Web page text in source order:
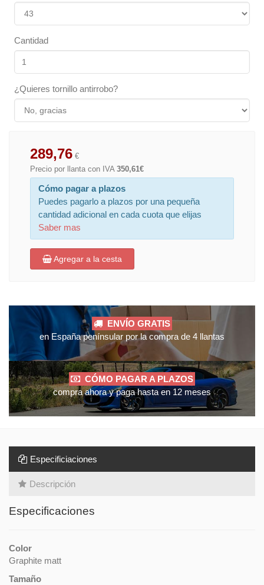
Cantidad
¿Quieres tornillo antirrobo?
289,76 €
Precio por llanta con IVA 350,61€
Cómo pagar a plazos
Puedes pagarlo a plazos por una pequeña
cantidad adicional en cada cuota que elijas
Saber mas
Agregar a la cesta
ENVÍO GRATIS
en España penínsular por la compra de 4 llantas
CÓMO PAGAR A PLAZOS
compra ahora y paga hasta en 12 meses
Especificiaciones
Descripción
Especificaciones
Color
Graphite matt
Tamaño